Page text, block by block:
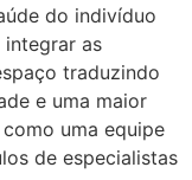
do indivíduo
as
traduzindo
e uma maior
uma equipe
de especialistas